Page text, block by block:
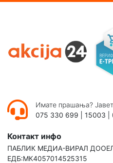
Имате прашања?
075 330 699
15003
Контакт инфо
ПАБЛИК МЕДИА-ВИРАЛ ДООЕЛ
ЕДБ:МК4057014525315